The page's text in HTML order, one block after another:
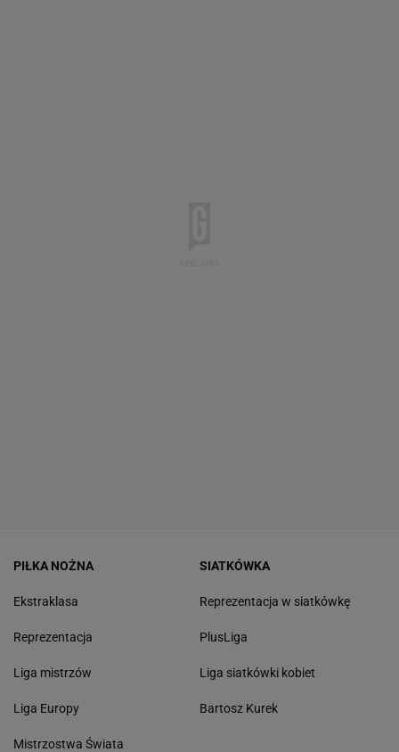
PIŁKA NOŻNA
Ekstraklasa
Reprezentacja
Liga mistrzów
Liga Europy
Mistrzostwa Świata
SIATKÓWKA
Reprezentacja w siatkówkę
PlusLiga
Liga siatkówki kobiet
Bartosz Kurek